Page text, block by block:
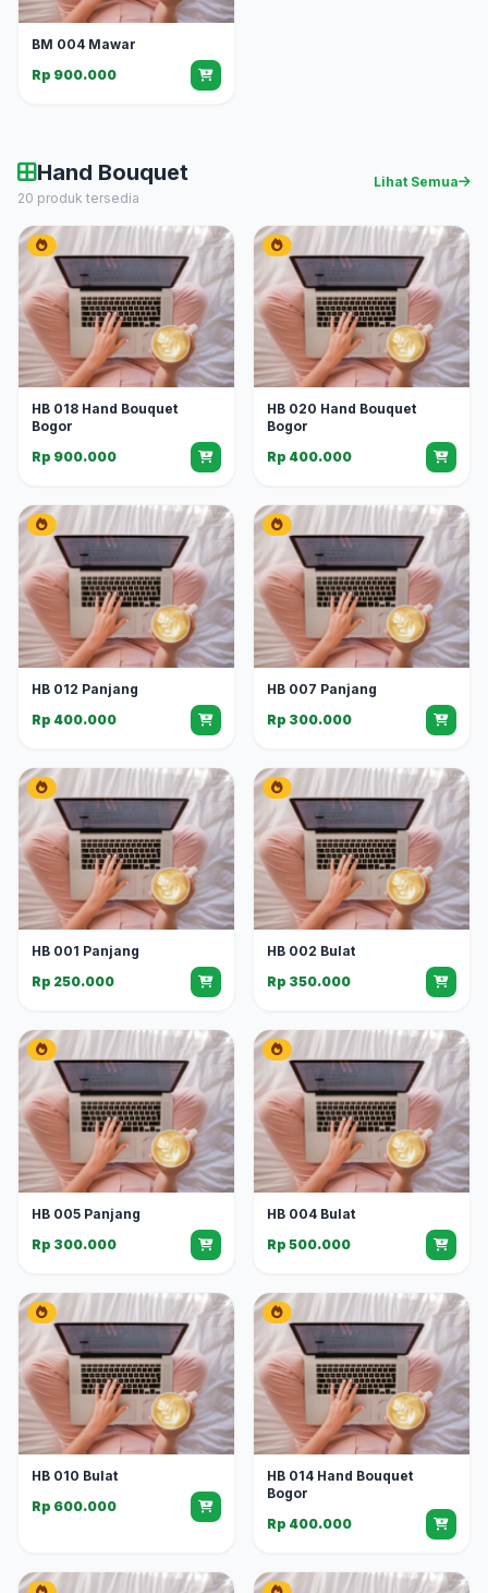
BM 004 Mawar
Rp 900.000
Hand Bouquet
20 produk tersedia
Lihat Semua
HB 018 Hand Bouquet
Bogor
Rp 900.000
HB 020 Hand Bouquet
Bogor
Rp 400.000
HB 012 Panjang
Rp 400.000
HB 007 Panjang
Rp 300.000
HB 001 Panjang
Rp 250.000
HB 002 Bulat
Rp 350.000
HB 005 Panjang
Rp 300.000
HB 004 Bulat
Rp 500.000
HB 010 Bulat
Rp 600.000
HB 014 Hand Bouquet
Bogor
Rp 400.000